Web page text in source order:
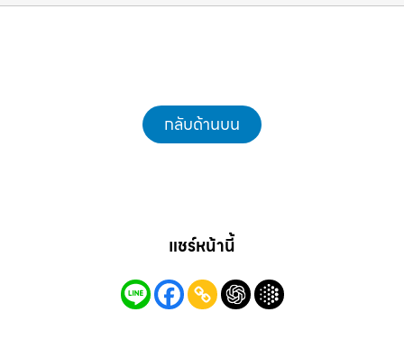
กลับด้านบน
แชร์หน้านี้